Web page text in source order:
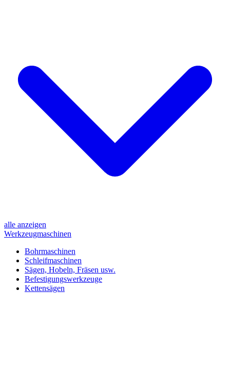
alle anzeigen
Werkzeugmaschinen
Bohrmaschinen
Schleifmaschinen
Sägen, Hobeln, Fräsen usw.
Befestigungswerkzeuge
Kettensägen